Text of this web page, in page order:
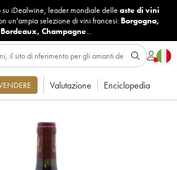
su iDealwine, leader mondiale delle aste di vini
un'ampia selezione di vini francesi: Borgogna,
Bordeaux, Champagne...
Valutazione Enciclopedia